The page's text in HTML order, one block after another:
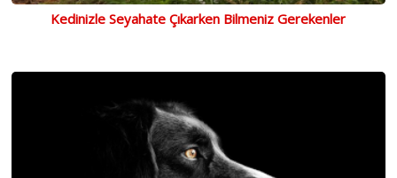
Kedinizle Seyahate Çıkarken Bilmeniz Gerekenler